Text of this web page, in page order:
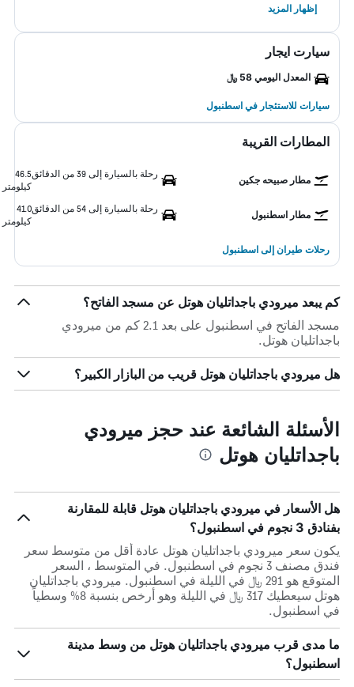
إظهار المزيد
سيارت ايجار
المعدل اليومي 58 ﷼
سيارات للاستئجار في اسطنبول
المطارات القريبة
مطار صبيحه جكين
رحلة بالسيارة إلى 39 من الدقائق
46.5
كيلومتر
مطار اسطنبول
رحلة بالسيارة إلى 54 من الدقائق
41.0
كيلومتر
رحلات طيران إلى اسطنبول
كم يبعد ميرودي باجداتليان هوتل عن مسجد الفاتح؟
مسجد الفاتح في اسطنبول على بعد 2.1 كم من ميرودي
باجداتليان هوتل.
هل ميرودي باجداتليان هوتل قريب من البازار الكبير؟
الأسئلة الشائعة عند حجز ميرودي
باجداتليان هوتل
هل الأسعار في ميرودي باجداتليان هوتل قابلة للمقارنة
بفنادق 3 نجوم في اسطنبول؟
يكون سعر ميرودي باجداتليان هوتل عادة أقل من متوسط ​​سعر
فندق مصنف 3 نجوم في اسطنبول. في المتوسط ، السعر
المتوقع هو 291 ﷼ في الليلة في اسطنبول. ميرودي باجداتليان
هوتل سيعطيك 317 ﷼ في الليلة وهو أرخص بنسبة 8% وسطياً
في اسطنبول.
ما مدى قرب ميرودي باجداتليان هوتل من وسط مدينة
اسطنبول؟